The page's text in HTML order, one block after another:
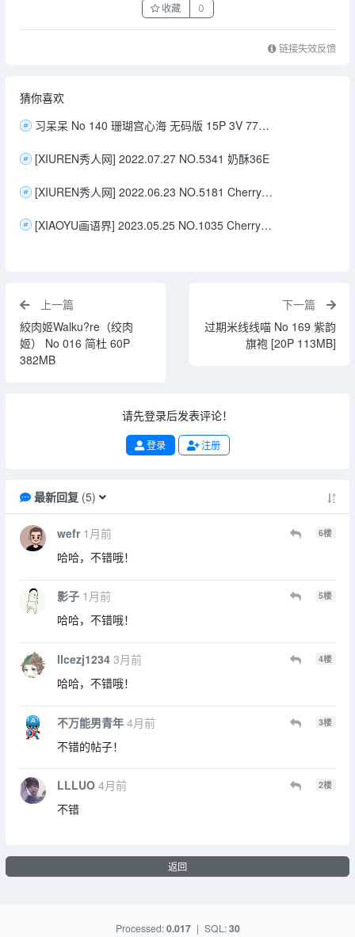
收藏 0
链接失效反馈
猜你喜欢
习呆呆 No 140 珊瑚宫心海 无码版 15P 3V 77MB1
[XIUREN秀人网] 2022.07.27 NO.5341 奶酥36E
[XIUREN秀人网] 2022.06.23 NO.5181 Cherry樱桃酱
[XIAOYU画语界] 2023.05.25 NO.1035 Cherry樱桃酱
上一篇
絞肉姬Walku?re（绞肉
姬） No 016 简杜 60P
382MB
下一篇
过期米线线喵 No 169 紫韵
旗袍 [20P 113MB]
请先登录后发表评论！
登录 注册
最新回复(5)
wefr 1月前 6楼
哈哈，不错哦！
影子 1月前 5楼
哈哈，不错哦！
llcezj1234 3月前 4楼
哈哈，不错哦！
不万能男青年 4月前 3楼
不错的帖子！
LLLUO 4月前 2楼
不错
返回
Processed:0.017 | SQL:30